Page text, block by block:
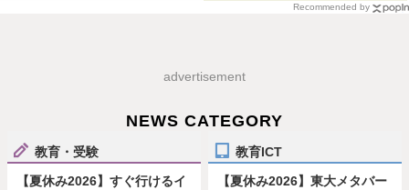
Recommended by
advertisement
NEWS CATEGORY
教育・受験
【夏休み2026】すぐ行けるイ
教育ICT
【夏休み2026】東大メタバー